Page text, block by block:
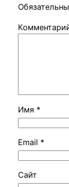
Имя *
Email *
Сайт